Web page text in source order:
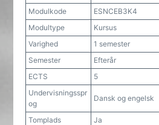
Modulkode
ESNCEB3K4
Modultype
Kursus
Varighed
1 semester
Semester
Efterår
ECTS
5
Undervisningsspr
og
Dansk og engelsk
Tomplads
Ja